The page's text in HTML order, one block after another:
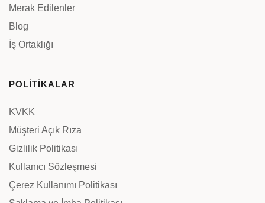
Merak Edilenler
Blog
İş Ortaklığı
POLİTİKALAR
KVKK
Müşteri Açık Rıza
Gizlilik Politikası
Kullanıcı Sözleşmesi
Çerez Kullanımı Politikası